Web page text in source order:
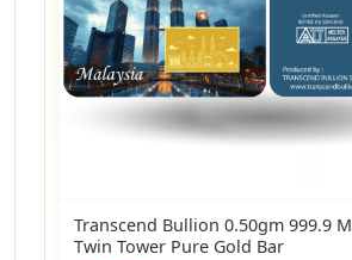
Transcend Bullion 0.50gm 999.9
Twin Tower Pure Gold Bar